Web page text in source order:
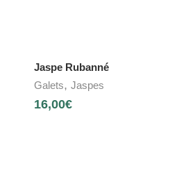
Jaspe Rubanné
Galets, Jaspes
16,00€